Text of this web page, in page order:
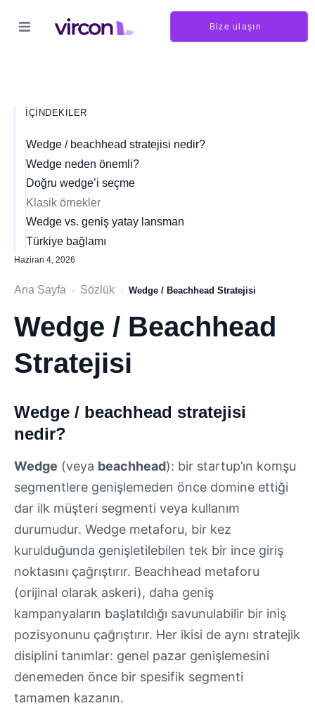
Bize ulaşın
İÇINDEKILER
Wedge / beachhead stratejisi nedir?
Wedge neden önemli?
Doğru wedge’i seçme
Klasik örnekler
Wedge vs. geniş yatay lansman
Türkiye bağlamı
Haziran 4, 2026
Ana Sayfa › Sözlük › Wedge / Beachhead Stratejisi
Wedge / Beachhead
Stratejisi
Wedge / beachhead stratejisi
nedir?
Wedge (veya beachhead): bir startup’ın komşu
segmentlere genişlemeden önce domine ettiği
dar ilk müşteri segmenti veya kullanım
durumudur. Wedge metaforu, bir kez
kurulduğunda genişletilebilen tek bir ince giriş
noktasını çağrıştırır. Beachhead metaforu
(orijinal olarak askeri), daha geniş
kampanyaların başlatıldığı savunulabilir bir iniş
pozisyonunu çağrıştırır. Her ikisi de aynı stratejik
disiplini tanımlar: genel pazar genişlemesini
denemeden önce bir spesifik segmenti
tamamen kazanın.